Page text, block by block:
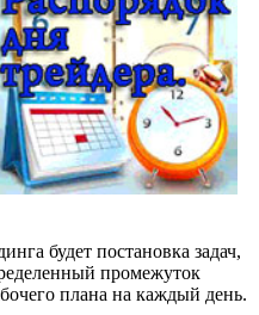
будет постановка задач,
промежуток
плана на каждый день.